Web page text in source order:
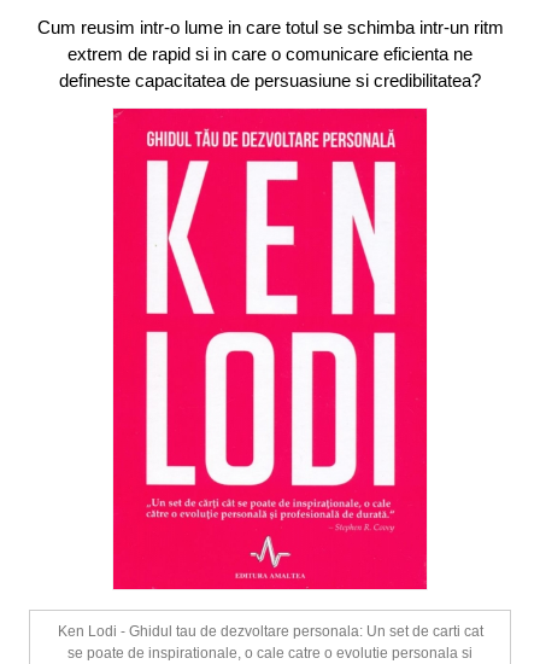
Cum reusim intr-o lume in care totul se schimba intr-un ritm
extrem de rapid si in care o comunicare eficienta ne
defineste capacitatea de persuasiune si credibilitatea?
Ken Lodi - Ghidul tau de dezvoltare personala: Un set de carti cat
se poate de inspirationale, o cale catre o evolutie personala si